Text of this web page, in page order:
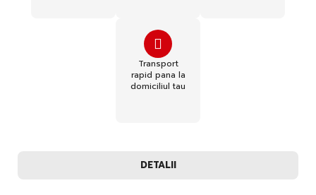
Transport
rapid pana la
domiciliul tau
DETALII